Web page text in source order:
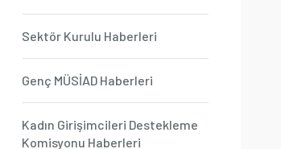
Sektör Kurulu Haberleri
Genç MÜSİAD Haberleri
Kadın Girişimcileri Destekleme
Komisyonu Haberleri